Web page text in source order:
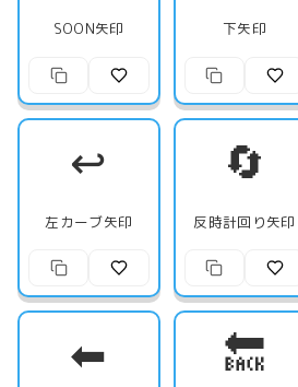
SOON矢印 下矢印
↩️
左カーブ矢印
🔄
反時計回り矢印
⬅ 🔙